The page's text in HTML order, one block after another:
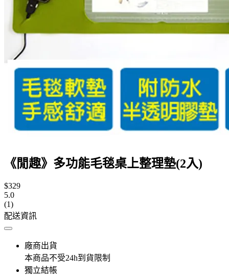
《閒趣》多功能毛毯桌上整理墊(2入)
$329
5.0
(1)
配送資訊
廠商出貨
本商品不受24h到貨限制
獨立結帳